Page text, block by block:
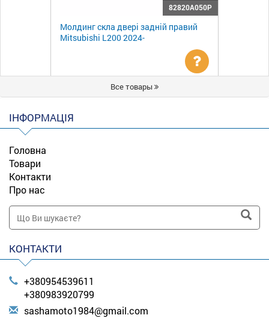
82820A050P
Молдинг скла двері задній правий
Mitsubishi L200 2024-
Уточнити
ціну
Все товары
ІНФОРМАЦІЯ
Головна
Товари
Контакти
Про нас
КОНТАКТИ
+380954539611
+380983920799
sashamoto1984@gmail.com